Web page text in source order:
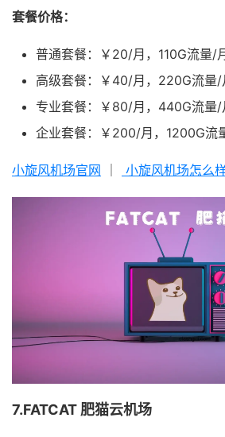
套餐价格：
普通套餐：￥20/月，110G流量/月
高级套餐：￥40/月，220G流量/
专业套餐：￥80/月，440G流量/
企业套餐：￥200/月，1200G流
小旋风机场官网 小旋风机场怎么样
7.FATCAT 肥猫云机场